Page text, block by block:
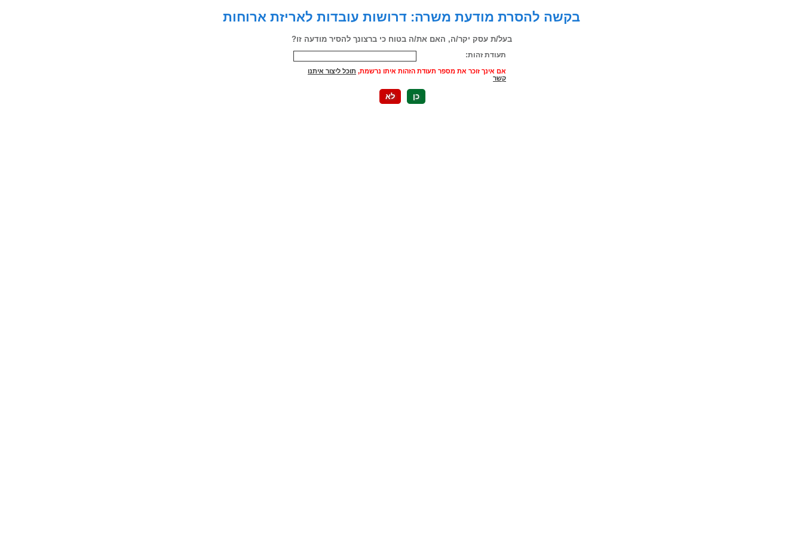
בקשה להסרת מודעת משרה: דרושות עובדות לאריזת ארוחות
בעל/ת עסק יקר/ה, האם את/ה בטוח כי ברצונך להסיר מודעה זו?
תעודת זהות:
אם אינך זוכר את מספר תעודת הזהות איתו נרשמת, תוכל ליצור איתנו
קשר
כן לא